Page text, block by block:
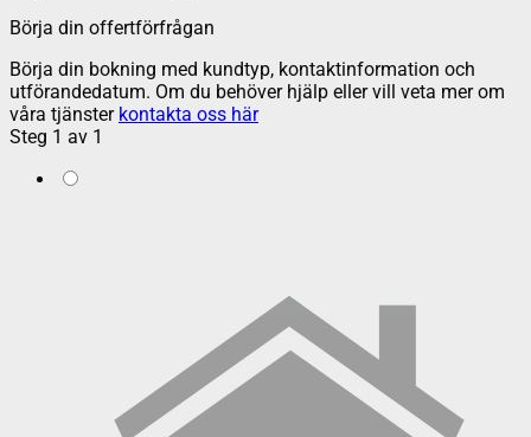
Börja din offertförfrågan
Börja din bokning med kundtyp, kontaktinformation och
utförandedatum. Om du behöver hjälp eller vill veta mer om
våra tjänster kontakta oss här
Steg 1 av 1